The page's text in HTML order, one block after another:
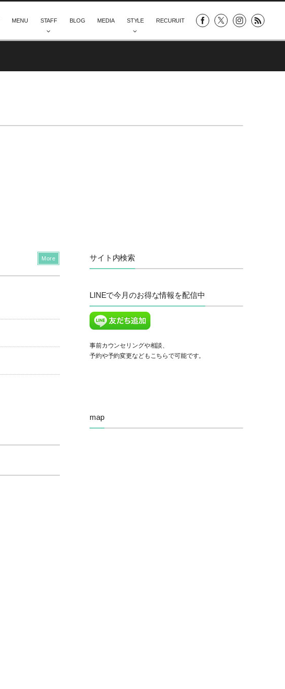
MENU STAFF BLOG MEDIA STYLE RECURUIT
More サイト内検索
LINEで今月のお得な情報を配信中
事前カウンセリングや相談、
予約や予約変更などもこちらで可能です。
map